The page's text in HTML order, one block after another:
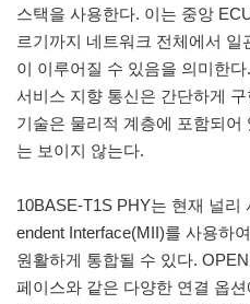
스택을 사용한다. 이는 중앙
르기까지 네트워크 전체에서
이 이루어질 수 있음을 의미한
서비스 지향 통신은 간단하게
기술은 물리적 계층에 포함되어
는 보이지 않는다.
10BASE-T1S PHY는 현재 널리
endent Interface(MII)를 사용하
원활하게 통합될 수 있다.
페이스와 같은 다양한 연결 옵